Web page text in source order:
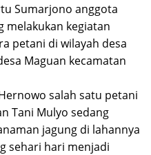
Sumarjono anggota
melakukan kegiatan
petani di wilayah desa
Maguan kecamatan
salah satu petani
Tani Mulyo sedang
jagung di lahannya
sehari hari menjadi